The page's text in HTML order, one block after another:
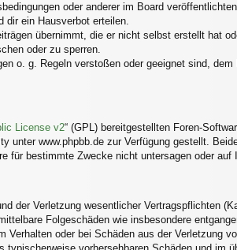
oder anderer im Board
dir ein Hausverbot erteilen.
übernimmt, die er nicht selbst erstellt hat
oder zu sperren.
o. g. Regeln verstoßen oder geeignet sind,
License v2“ (GPL) bereitgestellten Foren-
unter www.phpbb.de zur Verfügung gestellt.
für bestimmte Zwecke nicht untersagen oder
der Verletzung wesentlicher Vertragspflichten
Folgeschäden wie insbesondere
oder bei Schäden aus der Verletzung